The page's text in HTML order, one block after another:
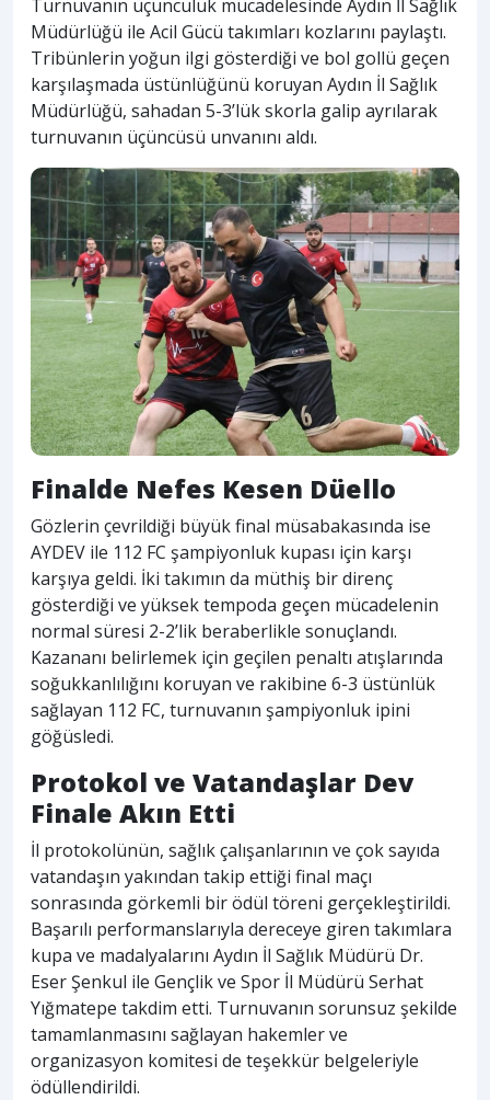
Turnuvanın üçüncülük mücadelesinde Aydın İl Sağlık
Müdürlüğü ile Acil Gücü takımları kozlarını paylaştı.
Tribünlerin yoğun ilgi gösterdiği ve bol gollü geçen
karşılaşmada üstünlüğünü koruyan Aydın İl Sağlık
Müdürlüğü, sahadan 5-3’lük skorla galip ayrılarak
turnuvanın üçüncüsü unvanını aldı.
Finalde Nefes Kesen Düello
Gözlerin çevrildiği büyük final müsabakasında ise
AYDEV ile 112 FC şampiyonluk kupası için karşı
karşıya geldi. İki takımın da müthiş bir direnç
gösterdiği ve yüksek tempoda geçen mücadelenin
normal süresi 2-2’lik beraberlikle sonuçlandı.
Kazananı belirlemek için geçilen penaltı atışlarında
soğukkanlılığını koruyan ve rakibine 6-3 üstünlük
sağlayan 112 FC, turnuvanın şampiyonluk ipini
göğüsledi.
Protokol ve Vatandaşlar Dev
Finale Akın Etti
İl protokolünün, sağlık çalışanlarının ve çok sayıda
vatandaşın yakından takip ettiği final maçı
sonrasında görkemli bir ödül töreni gerçekleştirildi.
Başarılı performanslarıyla dereceye giren takımlara
kupa ve madalyalarını Aydın İl Sağlık Müdürü Dr.
Eser Şenkul ile Gençlik ve Spor İl Müdürü Serhat
Yığmatepe takdim etti. Turnuvanın sorunsuz şekilde
tamamlanmasını sağlayan hakemler ve
organizasyon komitesi de teşekkür belgeleriyle
ödüllendirildi.